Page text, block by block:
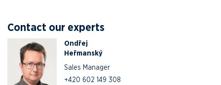
Contact our experts
Ondřej
Heřmanský
Sales Manager
+420 602 149 308